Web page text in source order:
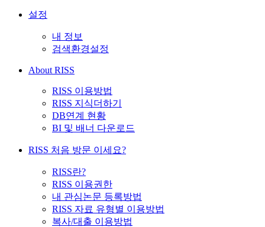
설정
내 정보
검색환경설정
About RISS
RISS 이용방법
RISS 지식더하기
DB연계 현황
BI 및 배너 다운로드
RISS 처음 방문 이세요?
RISS란?
RISS 이용권한
내 관심논문 등록방법
RISS 자료 유형별 이용방법
복사/대출 이용방법